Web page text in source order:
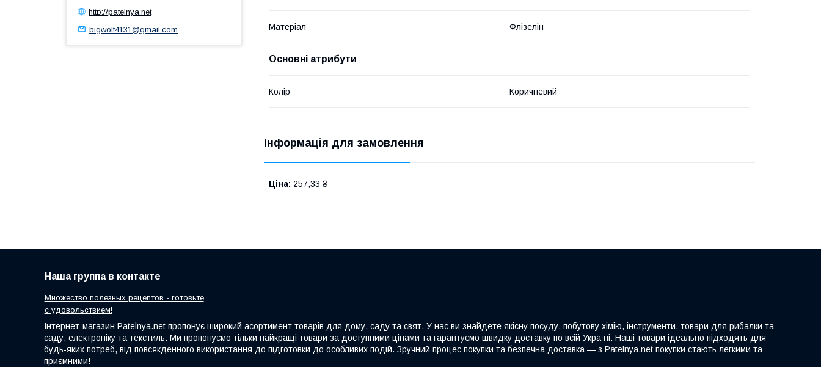
Матеріал Флізелін
Основні атрибути
Колір Коричневий
Інформація для замовлення
Ціна: 257,33 ₴
http://patelnya.net
bigwolf4131@gmail.com
Наша группа в контакте
Множество полезных рецептов - готовьте
с удовольствием!
Інтернет-магазин Patelnya.net пропонує широкий асортимент товарів для дому, саду та свят. У нас ви знайдете якісну посуду, побутову хімію, інструменти, товари для рибалки та
саду, електроніку та текстиль. Ми пропонуємо тільки найкращі товари за доступними цінами та гарантуємо швидку доставку по всій Україні. Наші товари ідеально підходять для
будь-яких потреб, від повсякденного використання до підготовки до особливих подій. Зручний процес покупки та безпечна доставка — з Patelnya.net покупки стають легкими та
приємними!